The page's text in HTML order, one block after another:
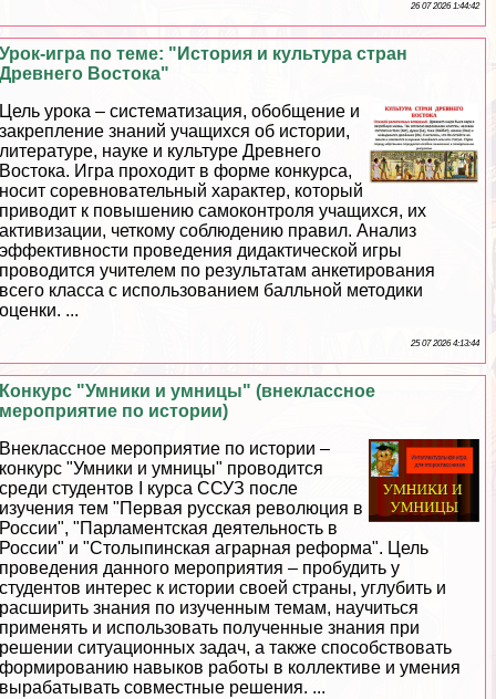
26 07 2026 1:44:42
Урок-игра по теме: "История и культура стран
Древнего Востока"
Цель урока – систематизация, обобщение и
закрепление знаний учащихся об истории,
литературе, науке и культуре Древнего
Востока. Игра проходит в форме конкурса,
носит соревновательный хаpaктер, который
приводит к повышению самоконтроля учащихся, их
активизации, четкому соблюдению правил. Анализ
эффективности проведения дидактической игры
проводится учителем по результатам анкетирования
всего класса с использованием балльной методики
оценки. ...
25 07 2026 4:13:44
Конкурс "Умники и умницы" (внеклассное
мероприятие по истории)
Внеклассное мероприятие по истории –
конкурс "Умники и умницы" проводится
среди студентов I курса ССУЗ после
изучения тем "Первая русская революция в
России", "Парламентская деятельность в
России" и "Столыпинская аграрная реформа". Цель
проведения данного мероприятия – пробудить у
студентов интерес к истории своей страны, углубить и
расширить знания по изученным темам, научиться
применять и использовать полученные знания при
решении ситуационных задач, а также способствовать
формированию навыков работы в коллективе и умения
выpaбатывать совместные решения. ...